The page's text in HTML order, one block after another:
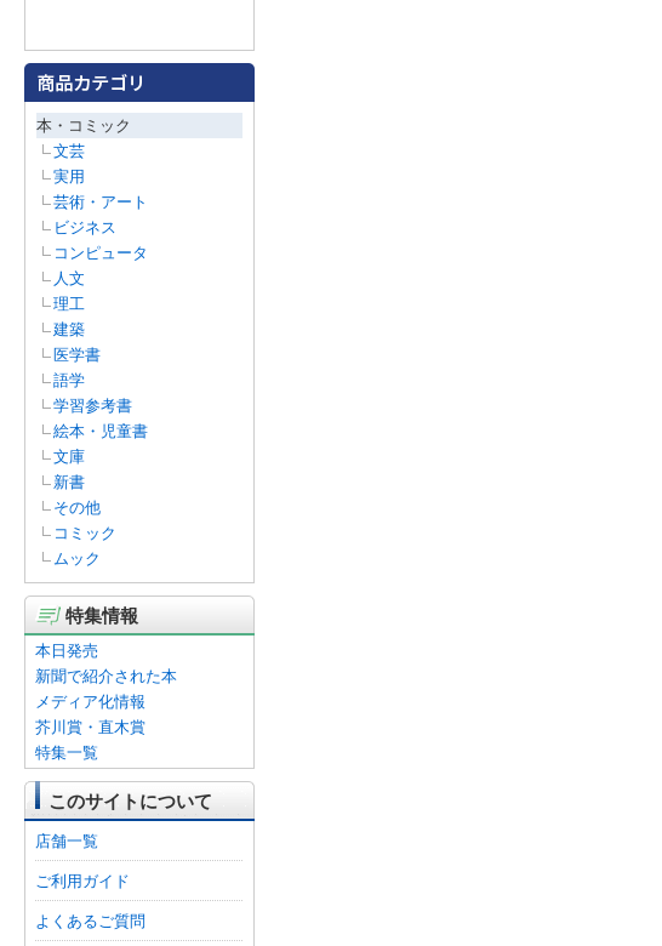
本・コミック
文芸
実用
芸術・アート
ビジネス
コンピュータ
人文
理工
建築
医学書
語学
学習参考書
絵本・児童書
文庫
新書
その他
コミック
ムック
特集情報
本日発売
新聞で紹介された本
メディア化情報
芥川賞・直木賞
特集一覧
このサイトについて
店舗一覧
ご利用ガイド
よくあるご質問